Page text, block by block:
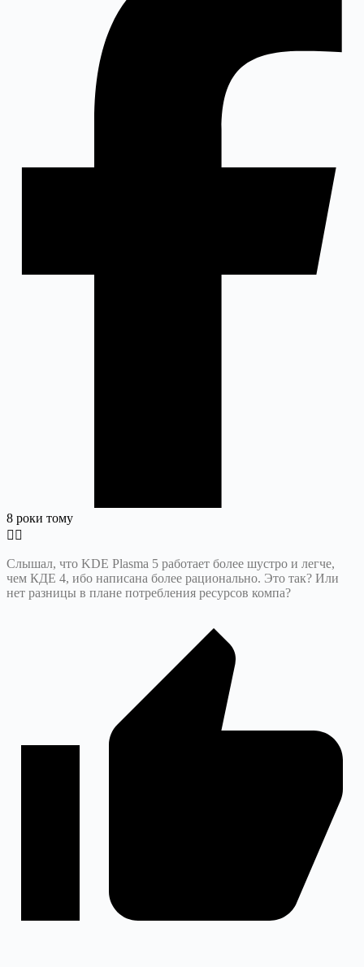
8 роки тому
Слышал, что KDE Plasma 5 работает более шустро и легче,
чем КДЕ 4, ибо написана более рационально. Это так? Или
нет разницы в плане потребления ресурсов компа?